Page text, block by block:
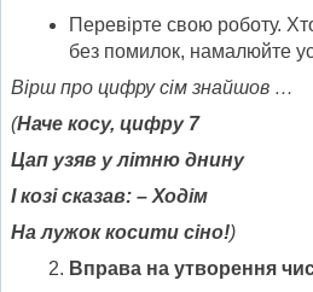
Перевірте свою роботу.
без помилок, намалюйте
Вірш про цифру сім знайшов …
(Наче косу, цифру 7
Цап узяв у літню днину
І козі сказав: – Ходім
На лужок косити сіно!)
Вправа на утворення